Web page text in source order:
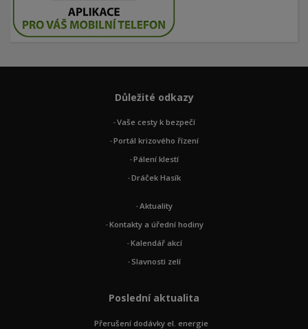
Důležité odkazy
Vaše cesty k bezpečí
Portál krizového řízení
Pálení klestí
Dráček Hasík
Aktuality
Kontakty a úřední hodiny
Kalendář akcí
Slavnosti zelí
Poslední aktualita
Přerušení dodávky el. energie